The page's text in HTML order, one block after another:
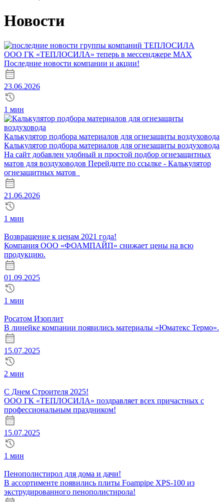
Новости
ООО ГК «ТЕПЛОСИЛА» теперь в мессенджере MAX
Последние новости компании и акции!
23.06.2026
1 мин
Калькулятор подбора материалов для огнезащиты воздуховода
Калькулятор подбора материалов для огнезащиты воздуховода
На сайт добавлен удобный и простой подбор огнезащитных
матов для воздуховодов Перейдите по ссылке - Калькулятор
огнезащитных матов
21.06.2026
1 мин
Возвращение к ценам 2021 года!
Компания ООО «ФОАМПАЙП» снижает цены на всю
продукцию.
01.09.2025
1 мин
Росатом Изоплит
В линейке компании появились материалы «Юматекс Термо».
15.07.2025
2 мин
С Днем Строителя 2025!
ООО ГК «ТЕПЛОСИЛА» поздравляет всех причастных с
профессиональным праздником!
15.07.2025
1 мин
Пенополистирол для дома и дачи!
В ассортименте появились плиты Foampipe XPS-100 из
экструдированного пенополистирола!